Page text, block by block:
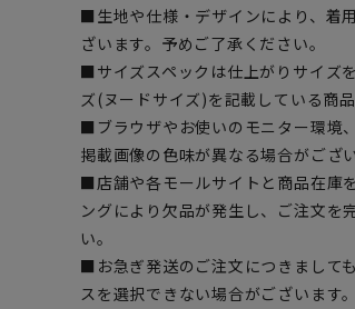
■生地や仕様・デザインにより、着
ざいます。予めご了承ください。
■サイズスペックは仕上がりサイズ
ズ(ヌードサイズ)を記載している商品
■ブラウザやお使いのモニター環境
掲載画像の色味が異なる場合がござい
■店舗や各モールサイトと商品在庫
ングにより欠品が発生し、ご注文を
い。
■お急ぎ発送のご注文につきまして
スを選択できない場合がございます。